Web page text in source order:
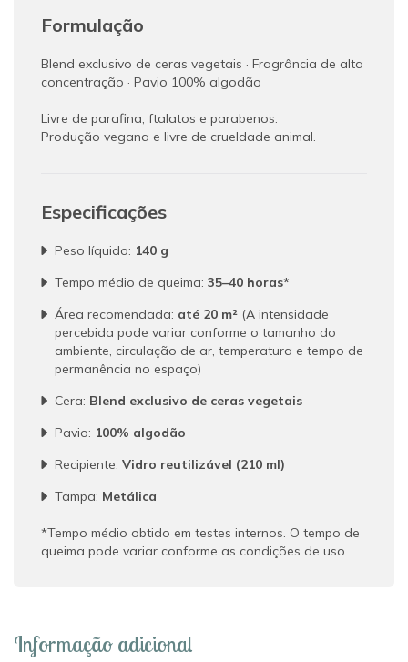
Formulação
Blend exclusivo de ceras vegetais · Fragrância de alta
concentração · Pavio 100% algodão
Livre de parafina, ftalatos e parabenos.
Produção vegana e livre de crueldade animal.
Especificações
Peso líquido: 140 g
Tempo médio de queima: 35–40 horas*
Área recomendada: até 20 m² (A intensidade
percebida pode variar conforme o tamanho do
ambiente, circulação de ar, temperatura e tempo de
permanência no espaço)
Cera: Blend exclusivo de ceras vegetais
Pavio: 100% algodão
Recipiente: Vidro reutilizável (210 ml)
Tampa: Metálica
*Tempo médio obtido em testes internos. O tempo de
queima pode variar conforme as condições de uso.
Informação adicional